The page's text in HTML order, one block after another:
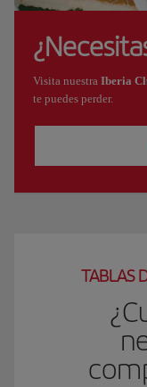
Visita nuestra Iberia
te puedes perder.
TABLAS